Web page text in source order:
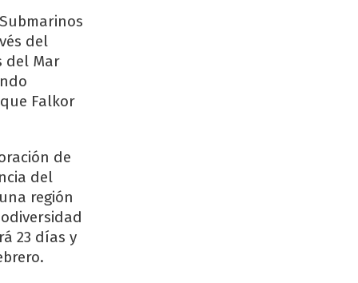
del
del Mar
Falkor
de
del
región
23 días y